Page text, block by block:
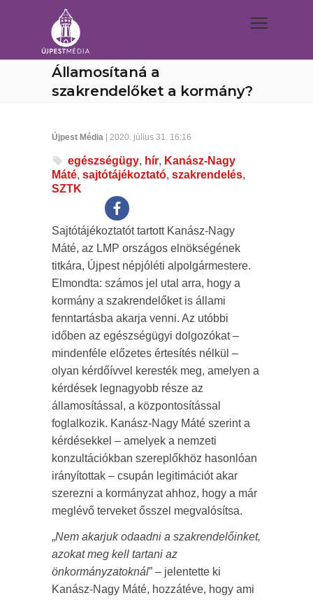
Államosítaná a
szakrendelőket a kormány?
Újpest Média | 2020. július 31. 16:16
egészségügy, hír, Kanász-Nagy
Máté, sajtótájékoztató, szakrendelés,
SZTK
Sajtótájékoztatót tartott Kanász-Nagy
Máté, az LMP országos elnökségének
titkára, Újpest népjóléti alpolgármestere.
Elmondta: számos jel utal arra, hogy a
kormány a szakrendelőket is állami
fenntartásba akarja venni. Az utóbbi
időben az egészségügyi dolgozókat –
mindenféle előzetes értesítés nélkül –
olyan kérdőívvel keresték meg, amelyen a
kérdések legnagyobb része az
államosítással, a központosítással
foglalkozik. Kanász-Nagy Máté szerint a
kérdésekkel – amelyek a nemzeti
konzultációkban szereplőkhöz hasonlóan
irányítottak – csupán legitimációt akar
szerezni a kormányzat ahhoz, hogy a már
meglévő terveket ősszel megvalósítsa.
„Nem akarjuk odaadni a szakrendelőinket,
azokat meg kell tartani az
önkormányzatoknál” – jelentette ki
Kanász-Nagy Máté, hozzátéve, hogy ami